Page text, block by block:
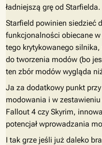
ładniejszą grę od Starfielda.
Starfield powinien siedzieć
funkcjonalności obiecane
tego krytykowanego
do tworzenia modów (bo
ten zbór modów wygląda
Ja za dodatkowy punkt
modowania i w
Fallout 4 czy Skyrim,
potencjał wprowadzania
I tak grze jeśli już daleko